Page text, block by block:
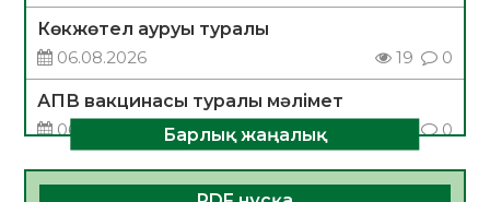
Көкжөтел ауруы туралы
06.08.2026
19 0
АПВ вакцинасы туралы мәлімет
06.08.2026
0
Open Air: Қызылорда облысы полиция
департаменті 20 мыңнан астам
Барлық жаңалық